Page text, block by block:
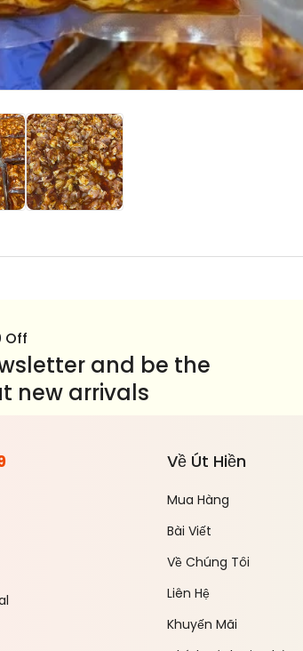
Off
and be the
new arrivals
Về Út Hiền
Mua Hàng
Bài Viết
Về Chúng Tôi
Liên Hệ
Khuyến Mãi